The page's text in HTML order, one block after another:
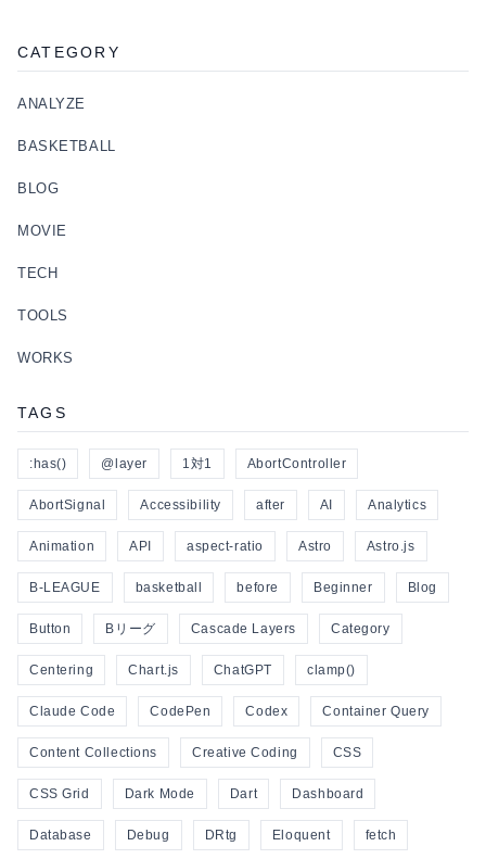
CATEGORY
ANALYZE
BASKETBALL
BLOG
MOVIE
TECH
TOOLS
WORKS
TAGS
:has() @layer 1対1 AbortController
AbortSignal Accessibility after AI Analytics
Animation API aspect-ratio Astro Astro.js
B-LEAGUE basketball before Beginner Blog
Button Bリーグ Cascade Layers Category
Centering Chart.js ChatGPT clamp()
Claude Code CodePen Codex Container Query
Content Collections Creative Coding CSS
CSS Grid Dark Mode Dart Dashboard
Database Debug DRtg Eloquent fetch